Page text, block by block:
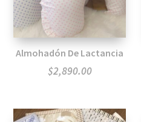
Almohadón De Lactancia
$2,890.00